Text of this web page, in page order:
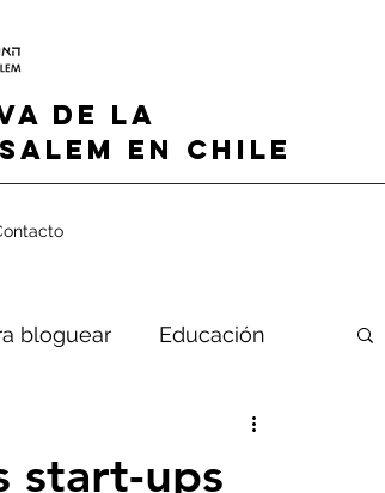
DE LA
en CHILE
bloguear Educación
start-ups